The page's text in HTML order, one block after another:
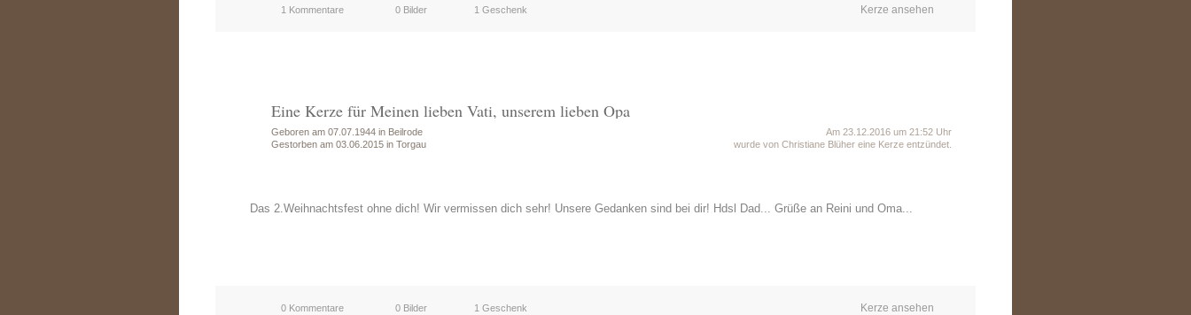
1 Kommentare 0 Bilder 1 Geschenk Kerze ansehen
Eine Kerze für Meinen lieben Vati, unserem lieben Opa
Geboren am 07.07.1944 in Beilrode
Gestorben am 03.06.2015 in Torgau
Am 23.12.2016 um 21:52 Uhr
wurde von Christiane Blüher eine Kerze entzündet.
Das 2.Weihnachtsfest ohne dich! Wir vermissen dich sehr! Unsere Gedanken sind bei dir! Hdsl Dad... Grüße an Reini und Oma...
0 Kommentare 0 Bilder 1 Geschenk Kerze ansehen